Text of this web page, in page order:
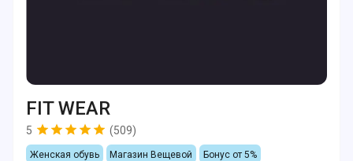
FIT WEAR
5 (509)
Женская обувь Магазин Вещевой Бонус от 5%